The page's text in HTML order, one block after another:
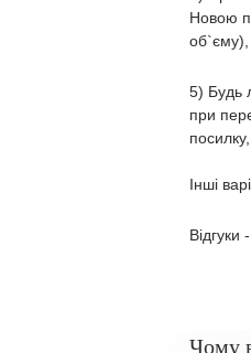
Новою
об`єму),
5) Будь
при
Інші
Відгуки
Чому